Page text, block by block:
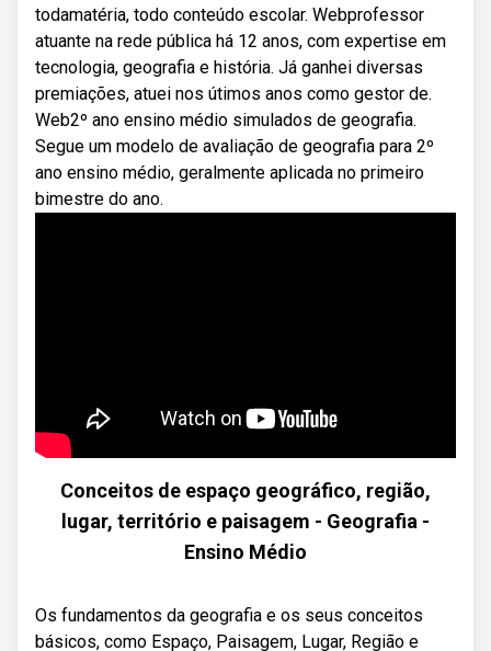
todamatéria, todo conteúdo escolar. Webprofessor
atuante na rede pública há 12 anos, com expertise em
tecnologia, geografia e história. Já ganhei diversas
premiações, atuei nos útimos anos como gestor de.
Web2º ano ensino médio simulados de geografia.
Segue um modelo de avaliação de geografia para 2º
ano ensino médio, geralmente aplicada no primeiro
bimestre do ano.
Conceitos de espaço geográfico, região,
lugar, território e paisagem​ - Geografia -
Ensino Médio
Os fundamentos da geografia e os seus conceitos
básicos, como Espaço, Paisagem, Lugar, Região e